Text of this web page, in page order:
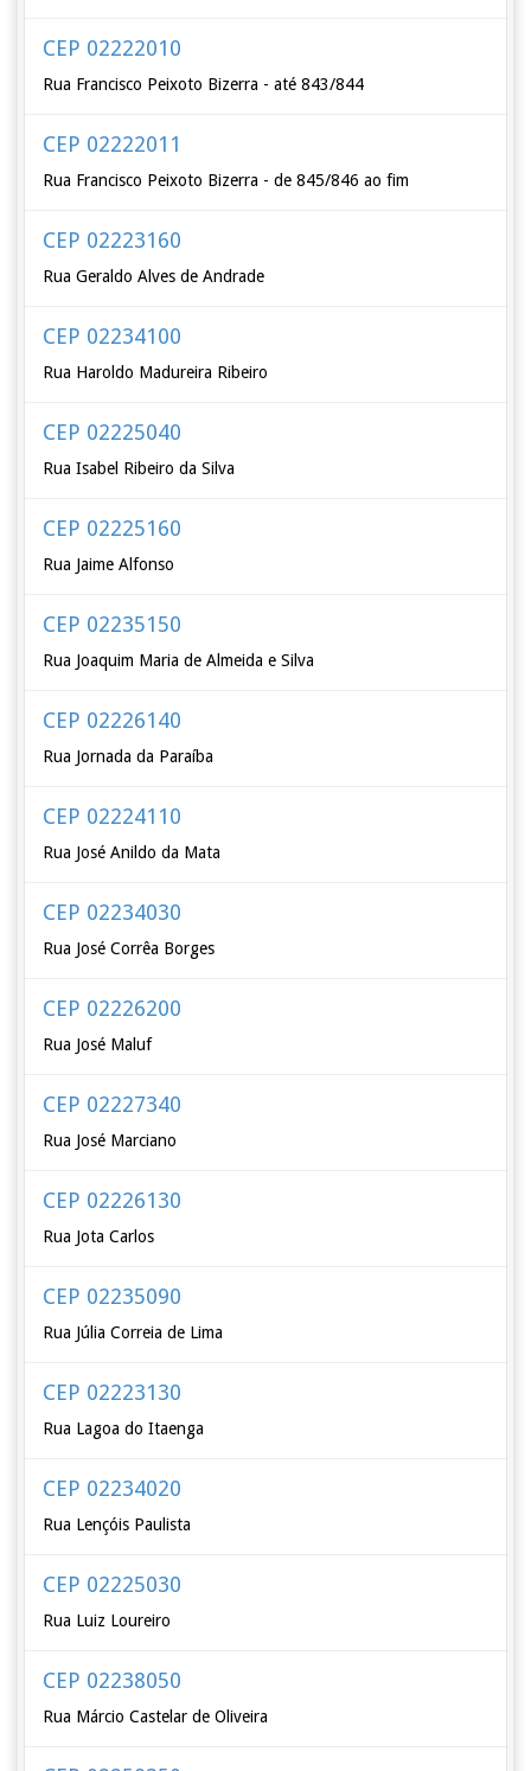
CEP 02222010
Rua Francisco Peixoto Bizerra - até 843/844
CEP 02222011
Rua Francisco Peixoto Bizerra - de 845/846 ao fim
CEP 02223160
Rua Geraldo Alves de Andrade
CEP 02234100
Rua Haroldo Madureira Ribeiro
CEP 02225040
Rua Isabel Ribeiro da Silva
CEP 02225160
Rua Jaime Alfonso
CEP 02235150
Rua Joaquim Maria de Almeida e Silva
CEP 02226140
Rua Jornada da Paraíba
CEP 02224110
Rua José Anildo da Mata
CEP 02234030
Rua José Corrêa Borges
CEP 02226200
Rua José Maluf
CEP 02227340
Rua José Marciano
CEP 02226130
Rua Jota Carlos
CEP 02235090
Rua Júlia Correia de Lima
CEP 02223130
Rua Lagoa do Itaenga
CEP 02234020
Rua Lençóis Paulista
CEP 02225030
Rua Luiz Loureiro
CEP 02238050
Rua Márcio Castelar de Oliveira